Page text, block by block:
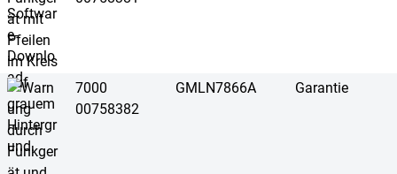
7000
00758382
GMLN7866A Garantie